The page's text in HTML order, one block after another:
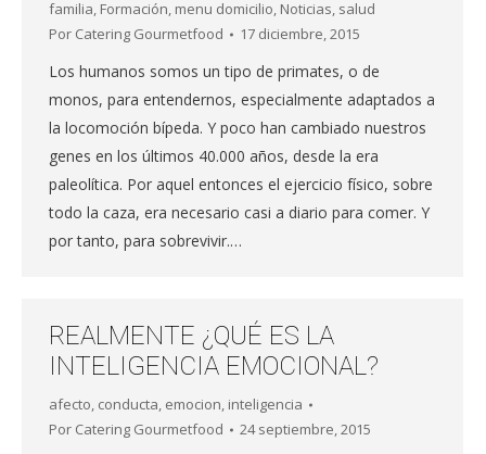
familia, Formación, menu domicilio, Noticias, salud
Por Catering Gourmetfood 17 diciembre, 2015
Los humanos somos un tipo de primates, o de
monos, para entendernos, especialmente adaptados a
la locomoción bípeda. Y poco han cambiado nuestros
genes en los últimos 40.000 años, desde la era
paleolítica. Por aquel entonces el ejercicio físico, sobre
todo la caza, era necesario casi a diario para comer. Y
por tanto, para sobrevivir.…
REALMENTE ¿QUÉ ES LA
INTELIGENCIA EMOCIONAL?
afecto, conducta, emocion, inteligencia
Por Catering Gourmetfood 24 septiembre, 2015